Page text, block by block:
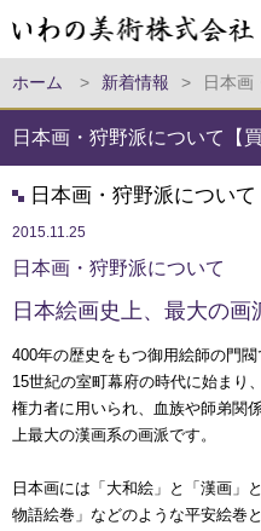
ホーム > 新着情報 > 日本画
日本画・狩野派について【
日本画・狩野派について
2015.11.25
日本画・狩野派について
日本絵画史上、最大の画
400年の歴史をもつ御用絵師の門閥
15世紀の室町幕府の時代に始まり
権力者に用いられ、血族や師弟関
上最大の漢画系の画派です。
日本画には「大和絵」と「漢画」
物語絵巻」などのような平安絵巻